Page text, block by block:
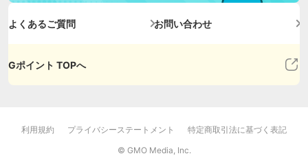
よくあるご質問 お問い合わせ
Gポイント TOPへ
利用規約 プライバシーステートメント
特定商取引法に基づく表記
© GMO Media, Inc.